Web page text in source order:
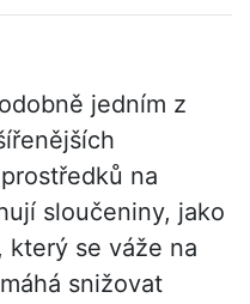
jedním z
na
sloučeniny, jako
který se váže na
snižovat